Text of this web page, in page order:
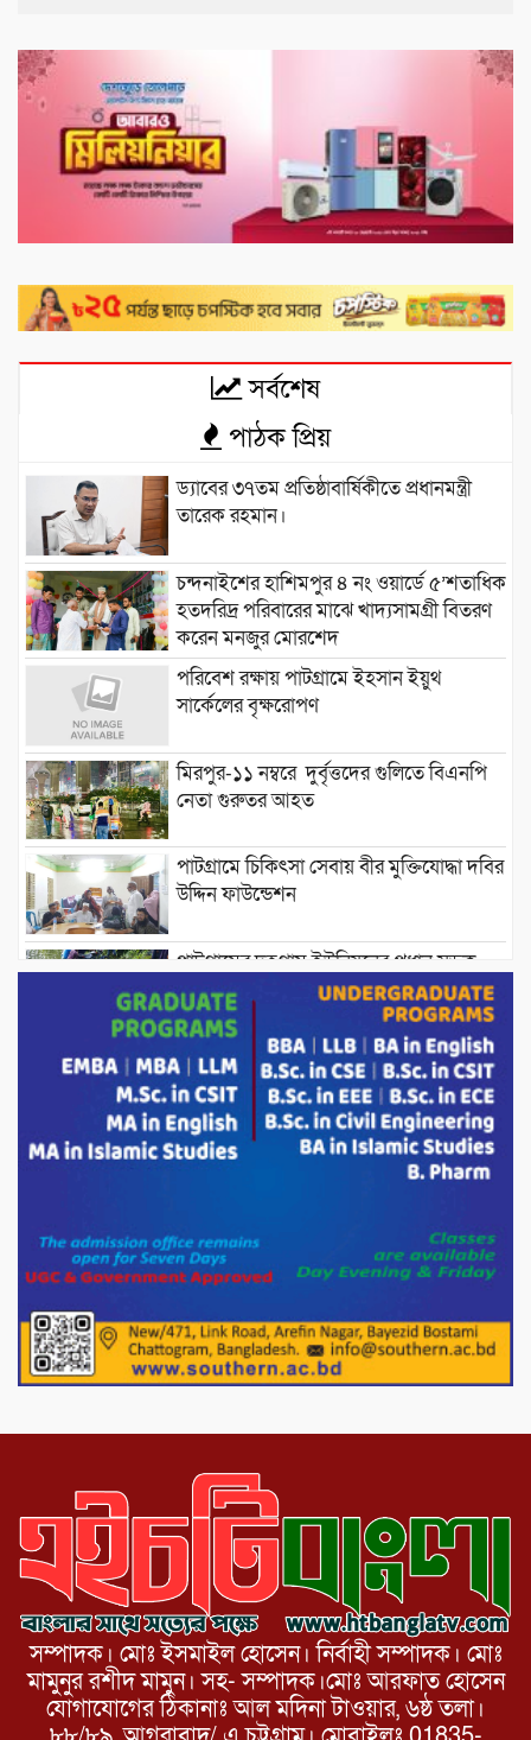
সর্বশেষ
পাঠক প্রিয়
ড্যাবের ৩৭তম প্রতিষ্ঠাবার্ষিকীতে প্রধানমন্ত্রী
তারেক রহমান।
চন্দনাইশের হাশিমপুর ৪ নং ওয়ার্ডে ৫’শতাধিক
হতদরিদ্র পরিবারের মাঝে খাদ্যসামগ্রী বিতরণ
করেন মনজুর মোরশেদ
পরিবেশ রক্ষায় পাটগ্রামে ইহসান ইয়ুথ
সার্কেলের বৃক্ষরোপণ
মিরপুর-১১ নম্বরে দুর্বৃত্তদের গুলিতে বিএনপি
নেতা গুরুতর আহত
পাটগ্রামে চিকিৎসা সেবায় বীর মুক্তিযোদ্ধা দবির
উদ্দিন ফাউন্ডেশন
পাটগ্রামের দহগ্রাম ইউনিয়নের প্রধান সড়ক
ভেঙ্গে যোগাযোগ বিছিন্ন
অস্ট্রেলিয়া একাদশের বিপক্ষে ব্যাটিং ধসের
দিনে মিরাজের অপরাজিত সেঞ্চুরি
মাগুরার বাড়িতে হামলার প্রতিক্রিয়ায় যা বললেন
দেশীয় পাঁচ প্রজাতির ছোট মাছে উদ্বেগজনক
মাত্রায় মাইক্রোপ্লাস্টিকের উপস্থিতি শনাক্ত ।
সরকারকে ব্যর্থ করতে দেশের বিরুদ্ধে একটি
দল চক্রান্ত চালিয়ে যাচ্ছে : রিজভী
সম্পাদক। মোঃ ইসমাইল হোসেন। নির্বাহী সম্পাদক। মোঃ
মামুনুর রশীদ মামুন। সহ- সম্পাদক।মোঃ আরফাত হোসেন
যোগাযোগের ঠিকানাঃ আল মদিনা টাওয়ার, ৬ষ্ঠ তলা।